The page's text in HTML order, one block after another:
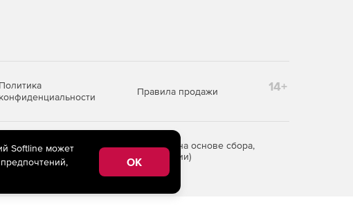
Политика
конфиденциальности
Правила продажи 14+
предоставления информации на основе сбора,
на территории Российской Федерации)
Softline может
OK